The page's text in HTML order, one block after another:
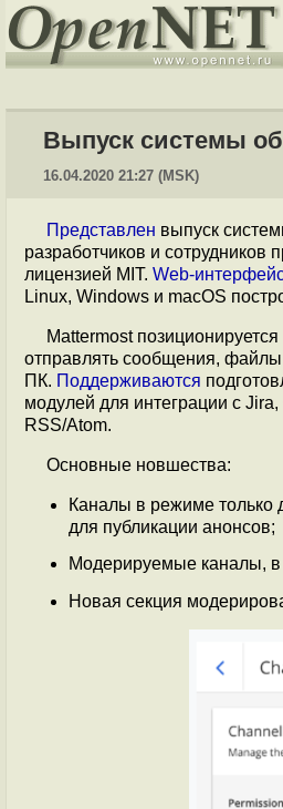
Выпуск системы
16.04.2020 21:27 (MSK)
Представлен выпуск
разработчиков и сотрудников
лицензией MIT. Web-
Linux, Windows и macOS
Mattermost
отправлять сообщения,
ПК. Поддерживаются
модулей для интеграции с
RSS/Atom.
Основные новшества:
Каналы в режиме только
для публикации анонсов;
Модерируемые каналы, в
Новая секция